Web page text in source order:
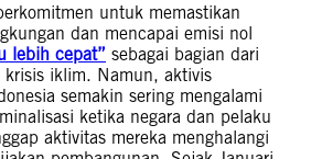
untuk memastikan
dan mencapai emisi nol
lebih cepat” sebagai bagian dari
krisis iklim. Namun, aktivis
semakin sering mengalami
ketika negara dan pelaku
aktivitas mereka menghalangi